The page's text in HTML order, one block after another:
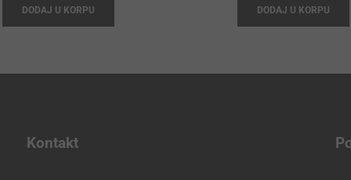
724,00 KM.
651,60 KM.
DODAJ U KORPU DODAJ U KORPU
Kontakt